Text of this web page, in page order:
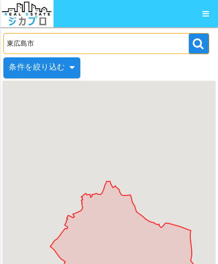
条件を絞り込む